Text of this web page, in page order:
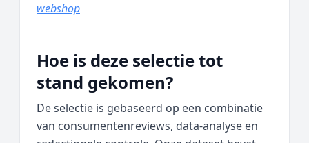
webshop
Hoe is deze selectie tot
stand gekomen?
De selectie is gebaseerd op een combinatie
van consumentenreviews, data‑analyse en